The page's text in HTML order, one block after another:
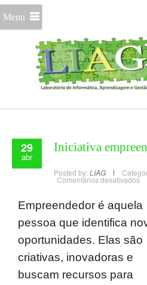
Menu
29
abr
Iniciativa
Posted by: LIAG
Comentários desativados
Empreendedor é aquela
pessoa que identifica
oportunidades. Elas são
criativas, inovadoras e
buscam recursos para